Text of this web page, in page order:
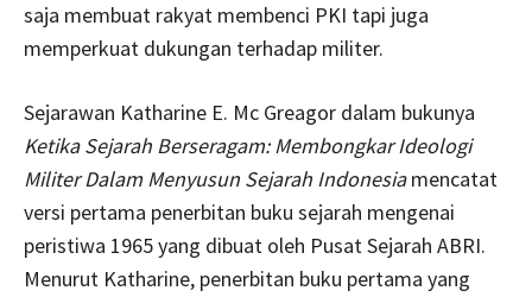
saja membuat rakyat membenci PKI tapi juga
memperkuat dukungan terhadap militer.
Sejarawan Katharine E. Mc Greagor dalam bukunya
Ketika Sejarah Berseragam: Membongkar Ideologi
Militer Dalam Menyusun Sejarah Indonesiamencatat
versi pertama penerbitan buku sejarah mengenai
peristiwa 1965 yang dibuat oleh Pusat Sejarah ABRI.
Menurut Katharine, penerbitan buku pertama yang